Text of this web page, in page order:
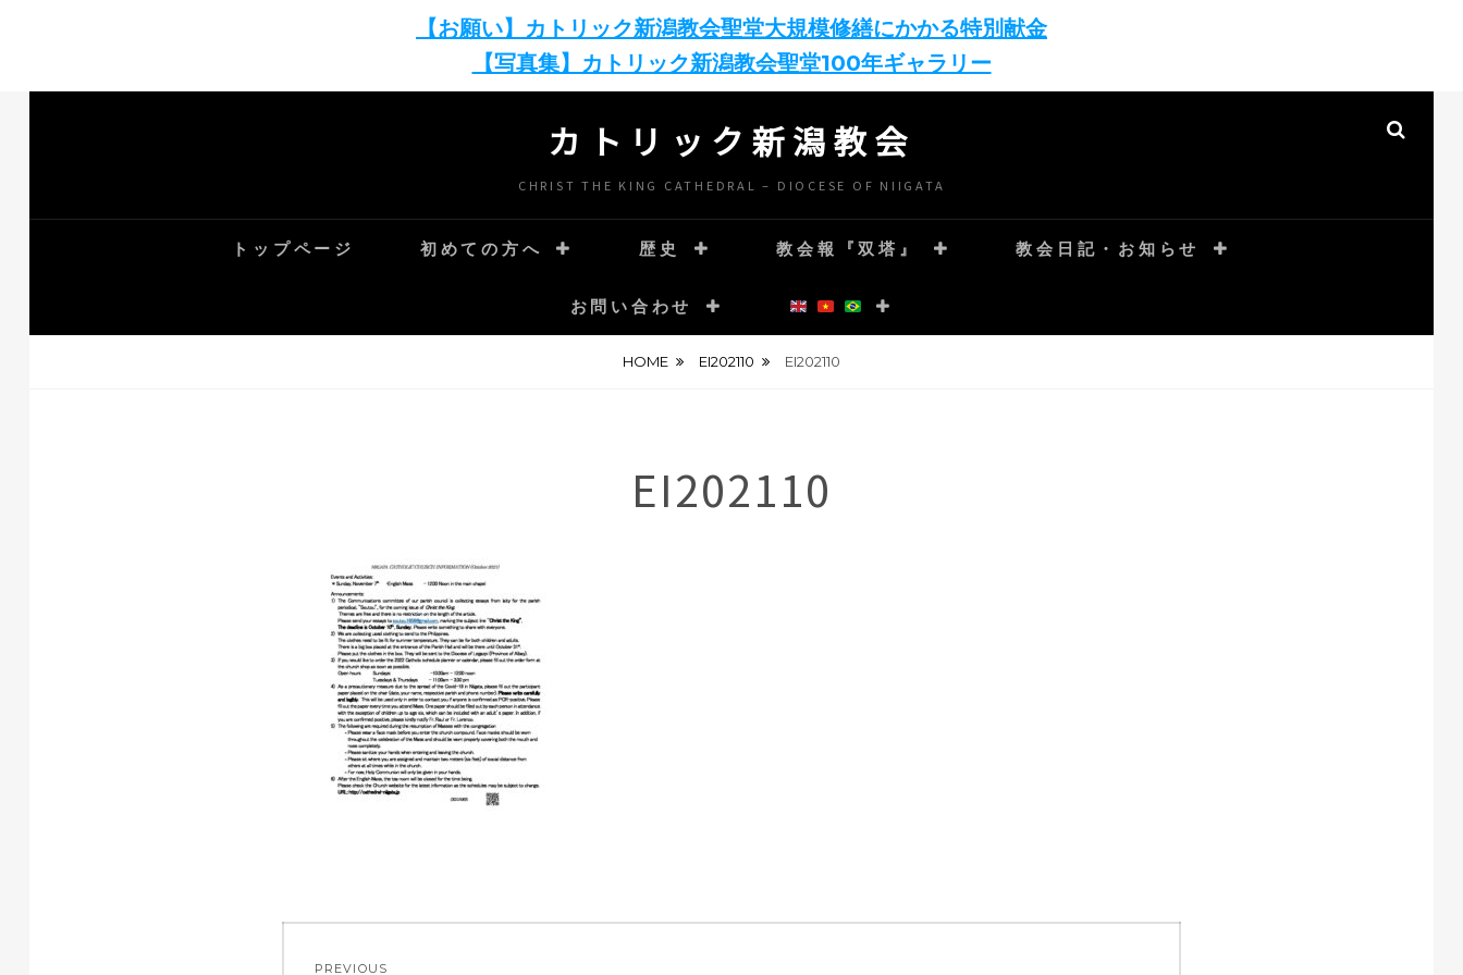
【お願い】カトリック新潟教会聖堂大規模修繕にかかる特別献金
【写真集】カトリック新潟教会聖堂100年ギャラリー
カトリック新潟教会
CHRIST THE KING CATHEDRAL – DIOCESE OF NIIGATA
トップページ 初めての方へ 歴史 教会報『双塔』 教会日記・お知らせ
お問い合わせ
HOME EI202110 EI202110
EI202110
PREVIOUS